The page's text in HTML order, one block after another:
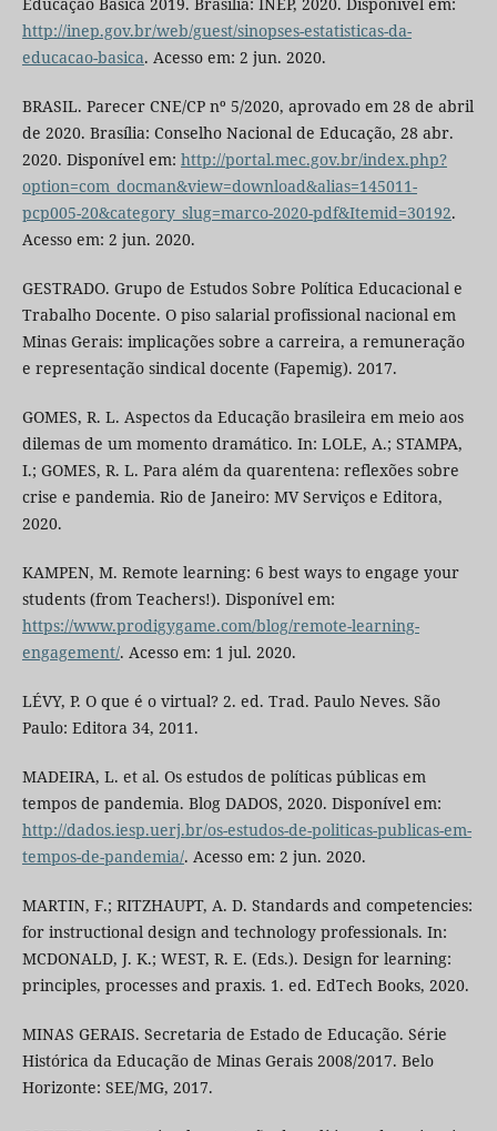
http://inep.gov.br/web/guest/sinopses-estatisticas-da-
educacao-basica. Acesso em: 2 jun. 2020.
BRASIL. Parecer CNE/CP nº 5/2020, aprovado em 28 de abril
de 2020. Brasília: Conselho Nacional de Educação, 28 abr.
2020. Disponível em: http://portal.mec.gov.br/index.php?
option=com_docman&view=download&alias=145011-
pcp005-20&category_slug=marco-2020-pdf&Itemid=30192.
Acesso em: 2 jun. 2020.
GESTRADO. Grupo de Estudos Sobre Política Educacional e
Trabalho Docente. O piso salarial profissional nacional em
Minas Gerais: implicações sobre a carreira, a remuneração
e representação sindical docente (Fapemig). 2017.
GOMES, R. L. Aspectos da Educação brasileira em meio aos
dilemas de um momento dramático. In: LOLE, A.; STAMPA,
I.; GOMES, R. L. Para além da quarentena: reflexões sobre
crise e pandemia. Rio de Janeiro: MV Serviços e Editora,
2020.
KAMPEN, M. Remote learning: 6 best ways to engage your
students (from Teachers!). Disponível em:
https://www.prodigygame.com/blog/remote-learning-
engagement/. Acesso em: 1 jul. 2020.
LÉVY, P. O que é o virtual? 2. ed. Trad. Paulo Neves. São
Paulo: Editora 34, 2011.
MADEIRA, L. et al. Os estudos de políticas públicas em
tempos de pandemia. Blog DADOS, 2020. Disponível em:
http://dados.iesp.uerj.br/os-estudos-de-politicas-publicas-em-
tempos-de-pandemia/. Acesso em: 2 jun. 2020.
MARTIN, F.; RITZHAUPT, A. D. Standards and competencies:
for instructional design and technology professionals. In:
MCDONALD, J. K.; WEST, R. E. (Eds.). Design for learning:
principles, processes and praxis. 1. ed. EdTech Books, 2020.
MINAS GERAIS. Secretaria de Estado de Educação. Série
Histórica da Educação de Minas Gerais 2008/2017. Belo
Horizonte: SEE/MG, 2017.